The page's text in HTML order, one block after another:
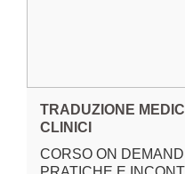
TRADUZIONE
CLINICI
CORSO ON DEMAND